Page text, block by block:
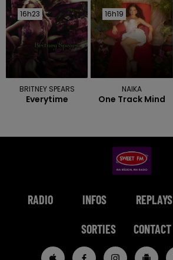
16h23
16h23
BRITNEY SPEARS
Everytime
16h19
16h19
NAIKA
One Track Mind
RADIO INFOS REPLAYS
SORTIES CONTACT